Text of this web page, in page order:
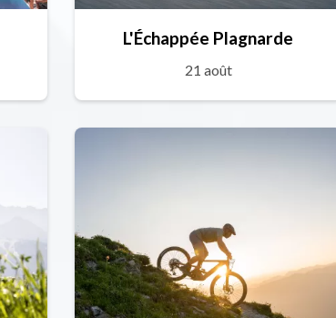
L'Échappée Plagnarde
21 août